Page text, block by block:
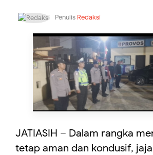
Penulis Redaksi
JATIASIH – Dalam rangka
tetap aman dan kondusif,